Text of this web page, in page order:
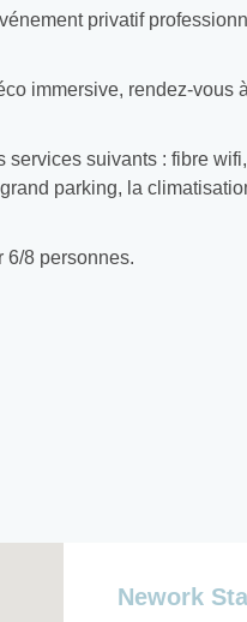
privatif
immersive, rendez-vous
suivants : fibre
parking, la
6/8 personnes.
Nework